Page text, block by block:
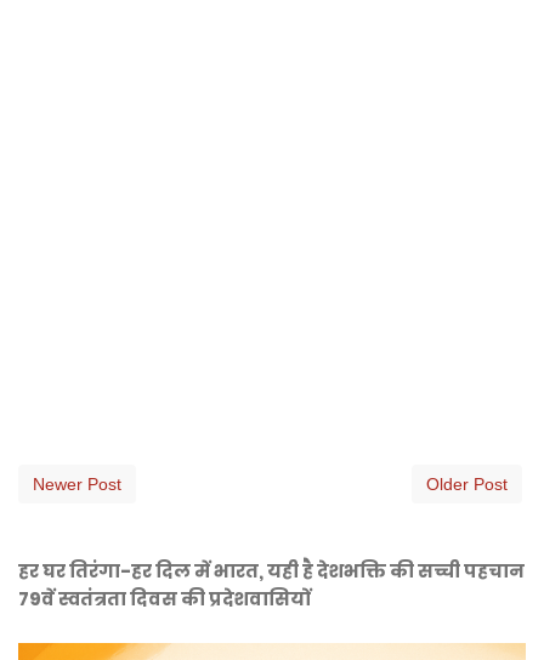
Newer Post Older Post
हर घर तिरंगा-हर दिल में भारत, यही है देशभक्ति की सच्ची पहचान
79वें स्वतंत्रता दिवस की प्रदेशवासियों